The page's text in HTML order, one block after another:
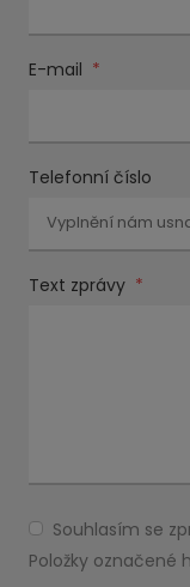
E-mail *
Telefonní číslo
Text zprávy *
Souhlasím
se
zpracováním
Souhlasím se
Položky označené